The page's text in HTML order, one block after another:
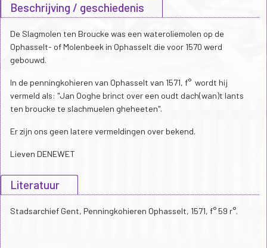
Beschrijving / geschiedenis
De Slagmolen ten Broucke was een wateroliemolen op de
Ophasselt- of Molenbeek in Ophasselt die voor 1570 werd
gebouwd.
In de penningkohieren van Ophasselt van 1571, f° wordt hij
vermeld als: "Jan Ooghe brinct over een oudt dach(wan)t lants
ten broucke te slachmuelen gheheeten".
Er zijn ons geen latere vermeldingen over bekend.
Lieven DENEWET
Literatuur
Stadsarchief Gent, Penningkohieren Ophasselt, 1571, f° 59 r°.